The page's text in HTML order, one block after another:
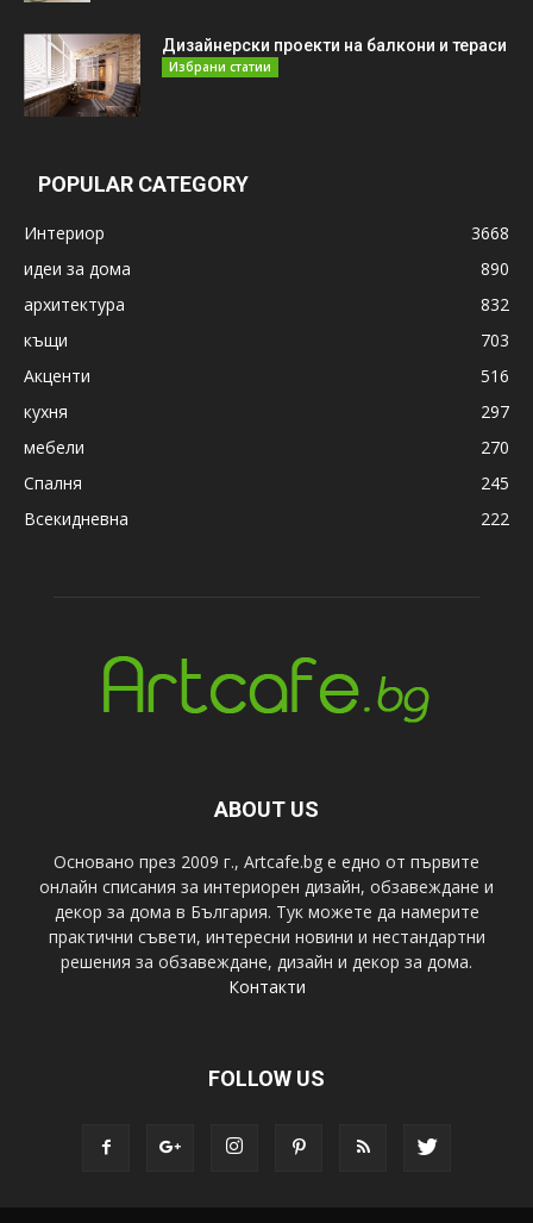
Дизайнерски проекти на балкони и тераси
Избрани статии
POPULAR CATEGORY
Интериор
3668
идеи за дома
890
архитектура
832
къщи
703
Акценти
516
кухня
297
мебели
270
Спалня
245
Всекидневна
222
ABOUT US
Основано през 2009 г., Artcafe.bg е едно от първите
онлайн списания за интериорен дизайн, обзавеждане и
декор за дома в България. Тук можете да намерите
практични съвети, интересни новини и нестандартни
решения за обзавеждане, дизайн и декор за дома.
Контакти
FOLLOW US